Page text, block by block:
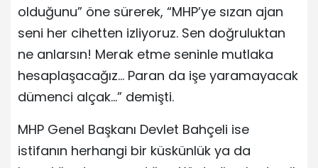
olduğunu” öne sürerek, “MHP’ye sızan ajan
seni her cihetten izliyoruz. Sen doğruluktan
ne anlarsın! Merak etme seninle mutlaka
hesaplaşacağız… Paran da işe yaramayacak
dümenci alçak…” demişti.
MHP Genel Başkanı Devlet Bahçeli ise
istifanın herhangi bir küskünlük ya da